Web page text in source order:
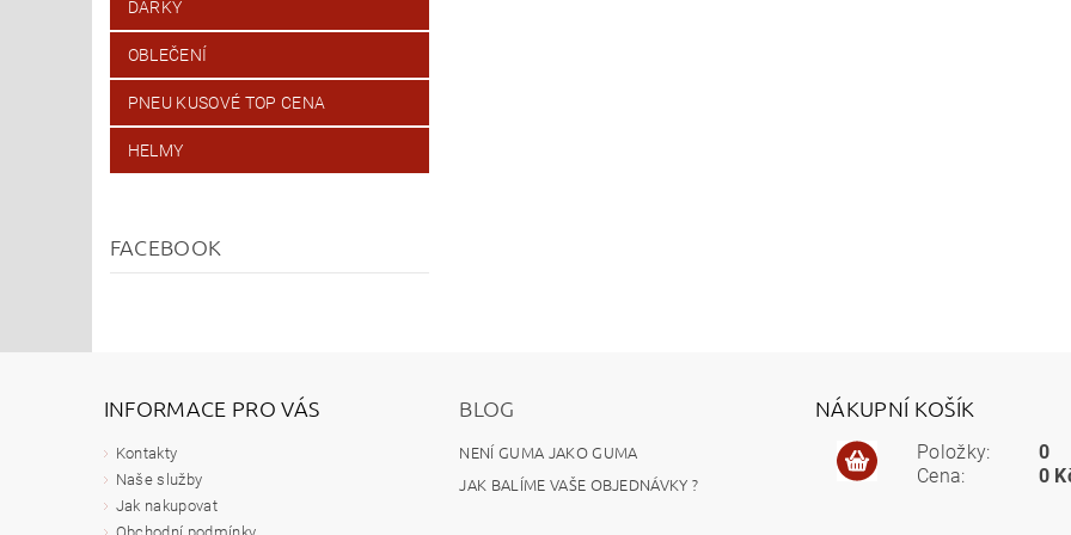
DÁRKY
OBLEČENÍ
PNEU KUSOVÉ TOP CENA
HELMY
FACEBOOK
INFORMACE PRO VÁS
Kontakty
Naše služby
Jak nakupovat
BLOG
NENÍ GUMA JAKO GUMA
JAK BALÍME VAŠE OBJEDNÁVKY ?
NÁKUPNÍ KOŠÍK
Položky:
Cena:
0
0